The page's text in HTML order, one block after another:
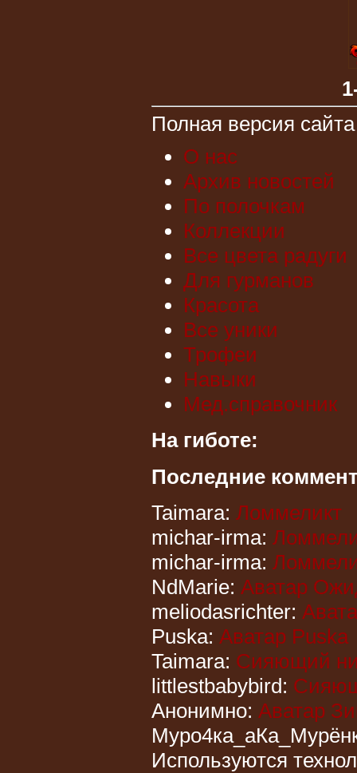
Полная версия сайта
О нас
Архив новостей
По полочкам
Коллекции
Все цвета радуги
Для гурманов
Красота
Все уники
Трофеи
Навыки
Мед.справочник
На гиботе:
Последние
Taimara: Ломмеликт
michar-irma:
michar-irma:
NdMarie: Аватар
meliodasrichter:
Puska: Аватар Puska
Taimara: Сияющий
littlestbabybird:
Анонимно: Аватар
Используются